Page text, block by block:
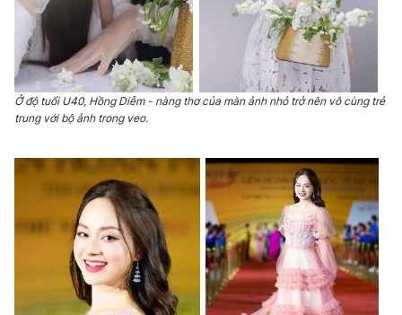
® Cấm sao chép dưới mọi hình thức nếu không có sự chấp
thuận bằng văn bản. Ghi rõ nguồn VTV.vn khi phát hành lại
thông tin từ website này.
Ở độ tuổi U40, Hồng Diễm - nàng thơ của màn ảnh nhỏ trở nên vô cùng trẻ
trung với bộ ảnh trong veo.